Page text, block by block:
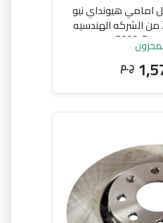
امامي هيونداي نيو
اكسنت2011 -2006 من الشركه الهندسيه
ج.م